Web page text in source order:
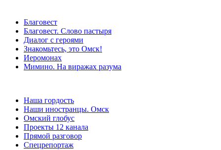
Благовест
Благовест. Слово пастыря
Диалог с героями
Знакомьтесь, это Омск!
Иеромонах
Мимино. На виражах разума
Наша гордость
Наши иностранцы. Омск
Омский глобус
Проекты 12 канала
Прямой разговор
Спецрепортаж